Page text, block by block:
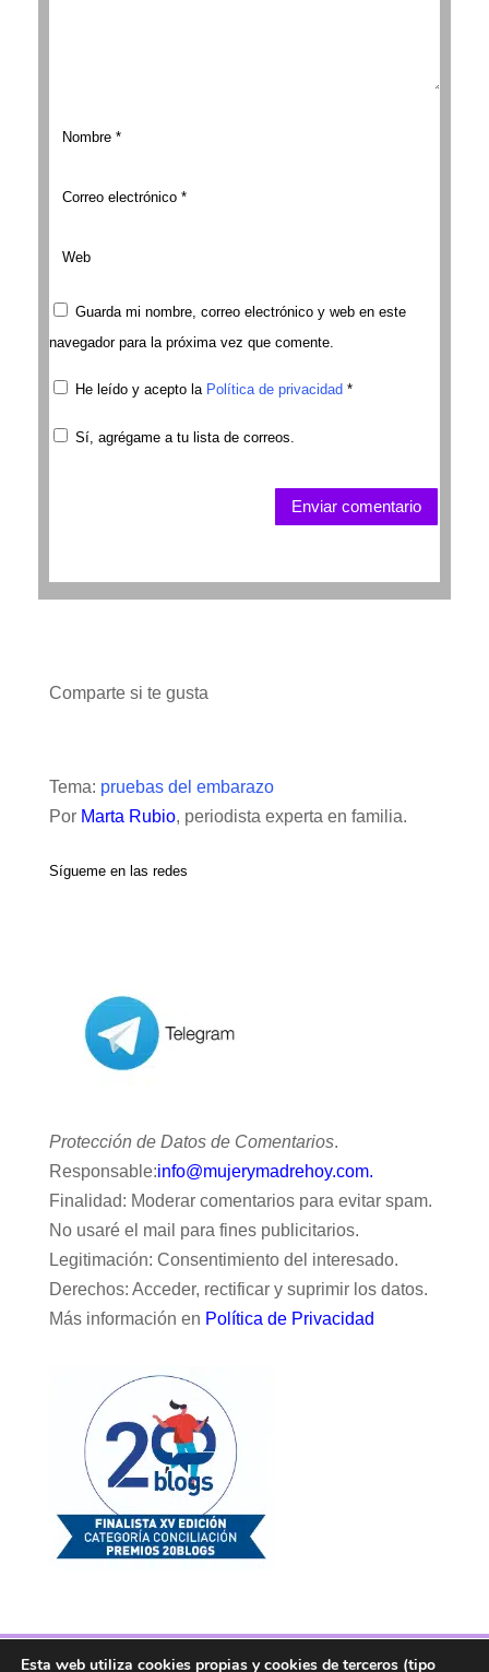
Guarda mi nombre, correo electrónico y web en este
navegador para la próxima vez que comente.
He leído y acepto la Política de privacidad *
Sí, agrégame a tu lista de correos.
Enviar comentario
Comparte si te gusta
Tema: pruebas del embarazo
Por Marta Rubio, periodista experta en familia.
Sígueme en las redes
Protección de Datos de Comentarios.
Responsable:info@mujerymadrehoy.com.
Finalidad: Moderar comentarios para evitar spam.
No usaré el mail para fines publicitarios.
Legitimación: Consentimiento del interesado.
Derechos: Acceder, rectificar y suprimir los datos.
Más información en Política de Privacidad
Facebook Twitter Telegram RSS
Esta web utiliza cookies propias y cookies de terceros (tipo